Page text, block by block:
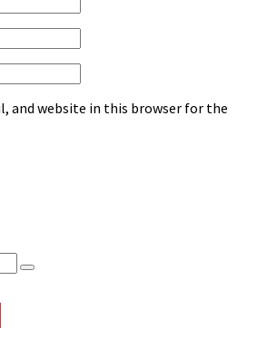
and website in this browser for the
Search